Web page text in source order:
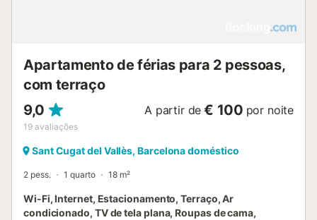
Apartamento de férias para 2 pessoas,
com terraço
9,0
19 avaliações
A partir de € 100 por noite
Sant Cugat del Vallès, Barcelona doméstico
2 pess. 1 quarto 18 m²
Wi-Fi, Internet, Estacionamento, Terraço, Ar
condicionado, TV de tela plana, Roupas de cama,